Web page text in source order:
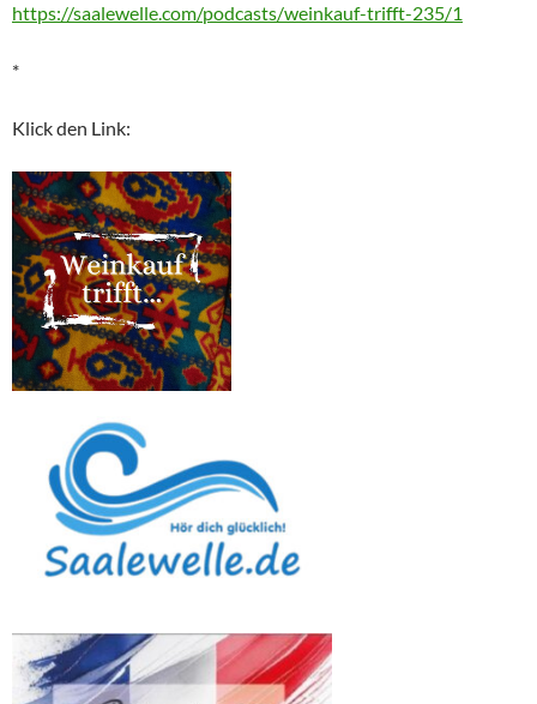
https://saalewelle.com/podcasts/weinkauf-trifft-235/1
*
Klick den Link: